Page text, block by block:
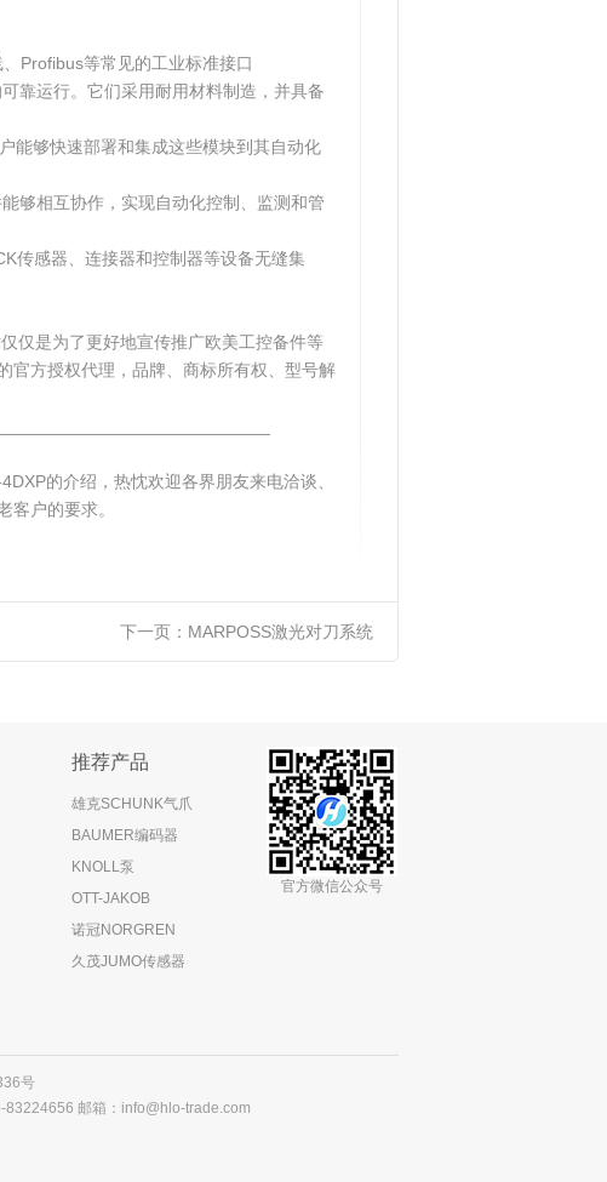
Profibus等常见的工业标准接口
靠运行。它们采用耐用材料制造，并具备
能够快速部署和集成这些模块到其自动化
够相互协作，实现自动化控制、监测和管
传感器、连接器和控制器等设备无缝集
仅是为了更好地宣传推广欧美工控备件等
官方授权代理，品牌、商标所有权、型号解
的介绍，热忱欢迎各界朋友来电洽谈、
客户的要求。
下一页： MARPOSS激光对刀系统
推荐产品
雄克SCHUNK气爪
BAUMER编码器
KNOLL泵
OTT-JAKOB
诺冠NORGREN
久茂JUMO传感器
官方微信公众号
号
邮箱：info@hlo-trade.com